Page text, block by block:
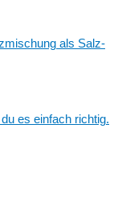
als Salz-
es einfach richtig.